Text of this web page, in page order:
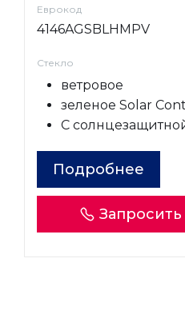
Еврокод
4146AGSBLHMPV
Стекло
ветровое
зеленое Solar
С
Подробнее